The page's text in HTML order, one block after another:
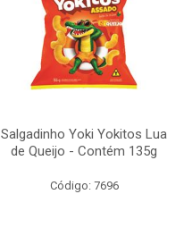
Salgadinho Yoki Yokitos Lua
de Queijo - Contém 135g
Código: 7696